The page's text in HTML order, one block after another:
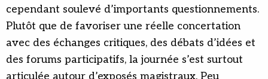
cependant soulevé d’importants questionnements.
Plutôt que de favoriser une réelle concertation
avec des échanges critiques, des débats d’idées et
des forums participatifs, la journée s’est surtout